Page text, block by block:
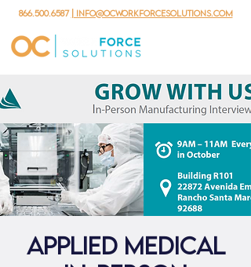
866.500.6587 | info@ocworkforcesolutions.com
Applied Medical